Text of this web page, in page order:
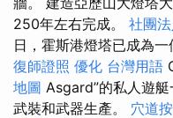
250年左右完成。 社團法
日，霍斯港燈塔已成為一
復師證照 優化 台灣用語
地圖 Asgard”的私人遊
武裝和武器生產。 穴道